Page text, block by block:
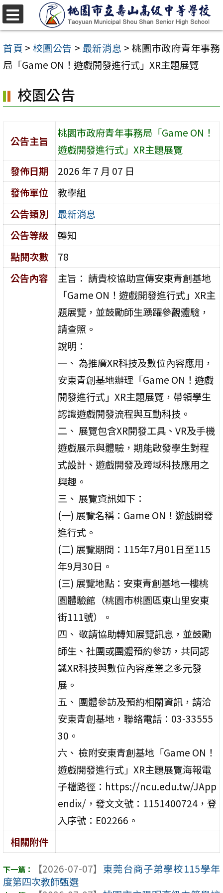
跳
至
主
要
容
區
首頁 > 校園公告 > 最新消息 > 桃園市政府青年事務
局「Game ON！遊戲開發進行式」XR主題展覽
校園公告
公告主旨
桃園市政府青年事務局「Game ON！
遊戲開發進行式」XR主題展覽
發佈日期
2026 年 7 月 07 日
發佈單位
教學組
公告類別
最新消息
公告等級
轉知
點閱次數
78
公告內容
主旨： 請貴校協助宣傳安東青創基地
「Game ON！遊戲開發進行式」XR主
題展覽，並鼓勵師生踴躍參觀體驗，
請查照。
說明：
一、 為推廣XR科技及數位內容應用，
安東青創基地辦理「Game ON！遊戲
開發進行式」XR主題展覽，帶領學生
認識遊戲開發流程與互動科技。
二、 展覽包含XR開發工具、VR及手機
遊戲展示與體驗，期能啟發學生對程
式設計、遊戲開發及跨域科技應用之
興趣。
三、 展覽資訊如下：
(一) 展覽名稱：Game ON！遊戲開發
進行式。
(二) 展覽期間：115年7月01日至115
年9月30日。
(三) 展覽地點：安東青創基地一樓桃
園體驗館（桃園市桃園區東山里安東
街111號）。
四、 敬請協助轉知展覽訊息，並鼓勵
師生、社團或團體預約參訪，共同認
識XR科技與數位內容產業之多元發
展。
五、 團體參訪及預約相關資訊，請洽
安東青創基地，聯絡電話：03-33555
30。
六、 檢附安東青創基地「Game ON！
遊戲開發進行式」XR主題展覽海報電
子檔路徑：https://ncu.edu.tw/JApp
endix/，發文文號：1151400724，登
入序號：E02266。
相關附件
【2026-07-07】 東莞台商子弟學校115學年
度第四次教師甄選
選
單